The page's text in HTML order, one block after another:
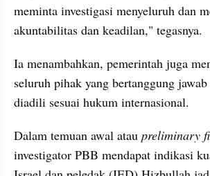
meminta investigasi menyeluruh dan
akuntabilitas dan keadilan," tegasnya.
Ia menambahkan, pemerintah juga
seluruh pihak yang bertanggung
diadili sesuai hukum internasional.
Dalam temuan awal atau
investigator PBB mendapat indikasi